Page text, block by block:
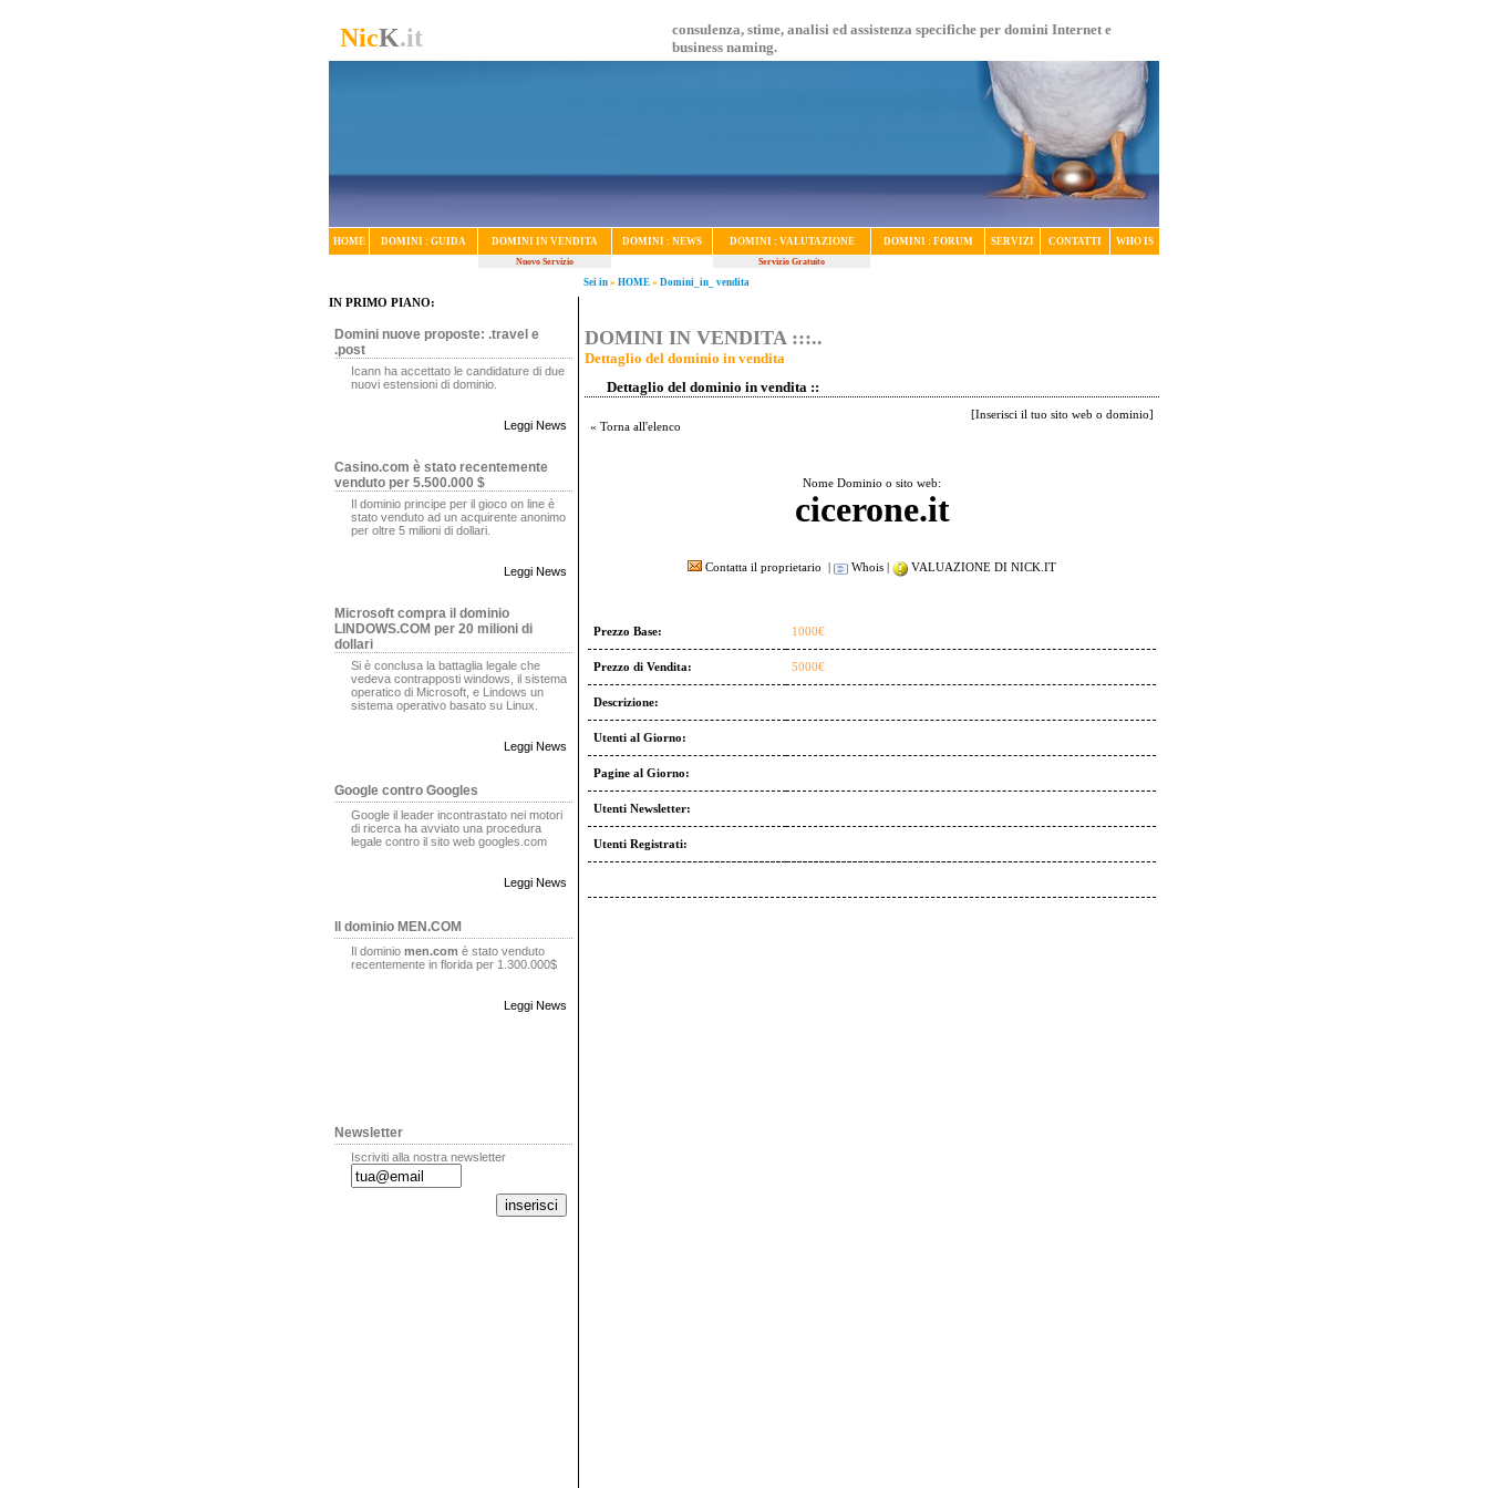
NicK.it
consulenza, stime, analisi ed assistenza specifiche per domini Internet e
business naming.
HOME DOMINI : GUIDA DOMINI IN VENDITA DOMINI : NEWS DOMINI : VALUTAZIONE DOMINI : FORUM SERVIZI CONTATTI WHO IS
Nuovo Servizio Servizio Gratuito
Sei in » HOME » Domini_in_ vendita
IN PRIMO PIANO:
Domini nuove proposte: .travel e
.post
Icann ha accettato le candidature di due
nuovi estensioni di dominio.
Leggi News
Casino.com è stato recentemente
venduto per 5.500.000 $
Il dominio principe per il gioco on line è
stato venduto ad un acquirente anonimo
per oltre 5 milioni di dollari.
Leggi News
Microsoft compra il dominio
LINDOWS.COM per 20 milioni di
dollari
Si è conclusa la battaglia legale che
vedeva contrapposti windows, il sistema
operatico di Microsoft, e Lindows un
sistema operativo basato su Linux.
Leggi News
Google contro Googles
Google il leader incontrastato nei motori
di ricerca ha avviato una procedura
legale contro il sito web googles.com
Leggi News
Il dominio MEN.COM
Il dominio men.com è stato venduto
recentemente in florida per 1.300.000$
Leggi News
Newsletter
Iscriviti alla nostra newsletter
DOMINI IN VENDITA :::..
Dettaglio del dominio in vendita
Dettaglio del dominio in vendita ::
« Torna all'elenco
[Inserisci il tuo sito web o dominio]
Nome Dominio o sito web:
cicerone.it
Contatta il proprietario Whois VALUAZIONE DI NICK.IT
Prezzo Base: 1000€
Prezzo di Vendita: 5000€
Descrizione:
Utenti al Giorno:
Pagine al Giorno:
Utenti Newsletter:
Utenti Registrati: